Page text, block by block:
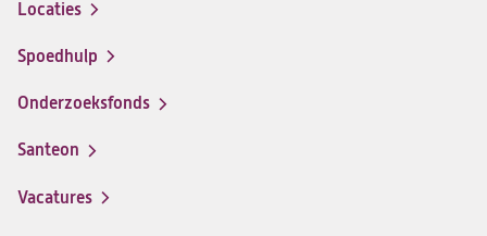
Locaties
Spoedhulp
Onderzoeksfonds
Santeon
(opent
in
Vacatures
(opent